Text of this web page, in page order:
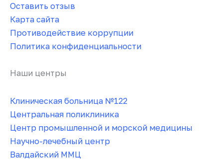
Оставить отзыв
Карта сайта
Противодействие коррупции
Политика конфиденциальности
Наши центры
Клиническая больница №122
Центральная поликлиника
Центр промышленной и морской медицины
Научно-лечебный центр
Валдайский ММЦ